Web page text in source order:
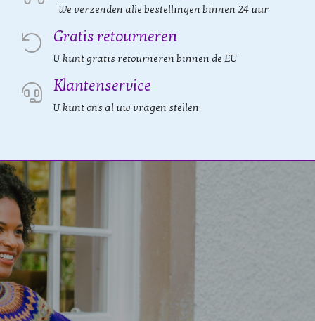
We verzenden alle bestellingen binnen 24 uur
Gratis retourneren
U kunt gratis retourneren binnen de EU
Klantenservice
U kunt ons al uw vragen stellen